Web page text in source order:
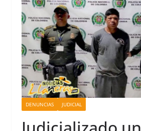
DENUNCIAS JUDICIAL